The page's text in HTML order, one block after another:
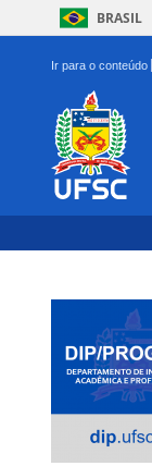
BRASIL
Ir para o conteúdo